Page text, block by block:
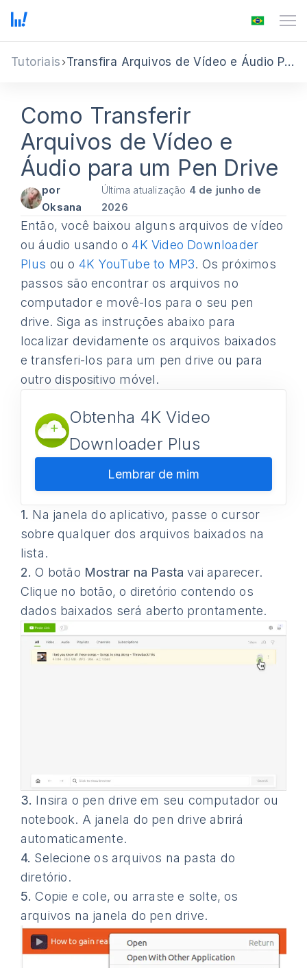
Tutoriais Transfira Arquivos de Vídeo e Áudio Para um Pen Drive
Como Transferir
Arquivos de Vídeo e
Áudio para um Pen Drive
por
Oksana
Última atualização 4 de junho de
2026
Então, você baixou alguns arquivos de vídeo
ou áudio usando o4K Video Downloader
Plus ou o 4K YouTube to MP3. Os próximos
passos são encontrar os arquivos no
computador e movê-los para o seu pen
drive. Siga as instruções abaixo para
localizar devidamente os arquivos baixados
e transferi-los para um pen drive ou para
outro dispositivo móvel.
Obtenha 4K Video
Downloader Plus
Lembrar de mim
1. Na janela do aplicativo, passe o cursor
sobre qualquer dos arquivos baixados na
lista.
2. O botão Mostrar na Pasta vai aparecer.
Clique no botão, o diretório contendo os
dados baixados será aberto prontamente.
3. Insira o pen drive em seu computador ou
notebook. A janela do pen drive abrirá
automaticamente.
4. Selecione os arquivos na pasta do
diretório.
5. Copie e cole, ou arraste e solte, os
arquivos na janela do pen drive.